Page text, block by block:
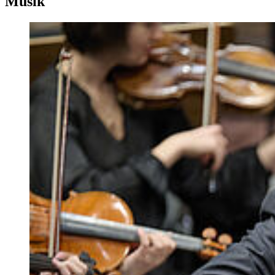
e) Gespräch über musiktheoretische Themengebiete
Die Prüfungsabschnitte a) bis c) werden am Klavier geprüft.
Gehörbildung und Höranalyse
f) Intervalle und Akkorde erkennen und singen
g) vom Blatt singen (tonal und atonal)
h) Rhythmus vom Blatt sprechen/klopfen
i) Harmonieprogression/Kadenzverlauf hören
j) Höranalyse
Die Fähigkeit der verbalen, terminologisch angemessenen
Darstellung musiktheoretischer Inhalte ist zudem ein wichtiger
Bestandteil der Bewertung der mündlich-praktischen Prüfung.
Nur bei bestandenem 2. Prüfungsteil wird die Bewerberin bzw. der
Bewerber zum 3. und 4. Prüfungsteil zugelassen.
3. Prüfungsteil
schriftliche Prüfung in den Fächern Tonsatz und Gehörbildung
Tonsatz
eine dreistündige Klausur mit folgenden Inhalten:
k) zweistimmiger Kontrapunkt im Stil der Renaissance oder des